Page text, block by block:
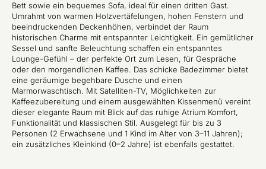
Bett sowie ein bequemes Sofa, ideal für einen dritten Gast.
Umrahmt von warmen Holzvertäfelungen, hohen Fenstern und
beeindruckenden Deckenhöhen, verbindet der Raum
historischen Charme mit entspannter Leichtigkeit. Ein gemütlicher
Sessel und sanfte Beleuchtung schaffen ein entspanntes
Lounge-Gefühl – der perfekte Ort zum Lesen, für Gespräche
oder den morgendlichen Kaffee. Das schicke Badezimmer bietet
eine geräumige begehbare Dusche und einen
Marmorwaschtisch. Mit Satelliten-TV, Möglichkeiten zur
Kaffeezubereitung und einem ausgewählten Kissenmenü vereint
dieser elegante Raum mit Blick auf das ruhige Atrium Komfort,
Funktionalität und klassischen Stil. Ausgelegt für bis zu 3
Personen (2 Erwachsene und 1 Kind im Alter von 3–11 Jahren);
ein zusätzliches Kleinkind (0–2 Jahre) ist ebenfalls gestattet.